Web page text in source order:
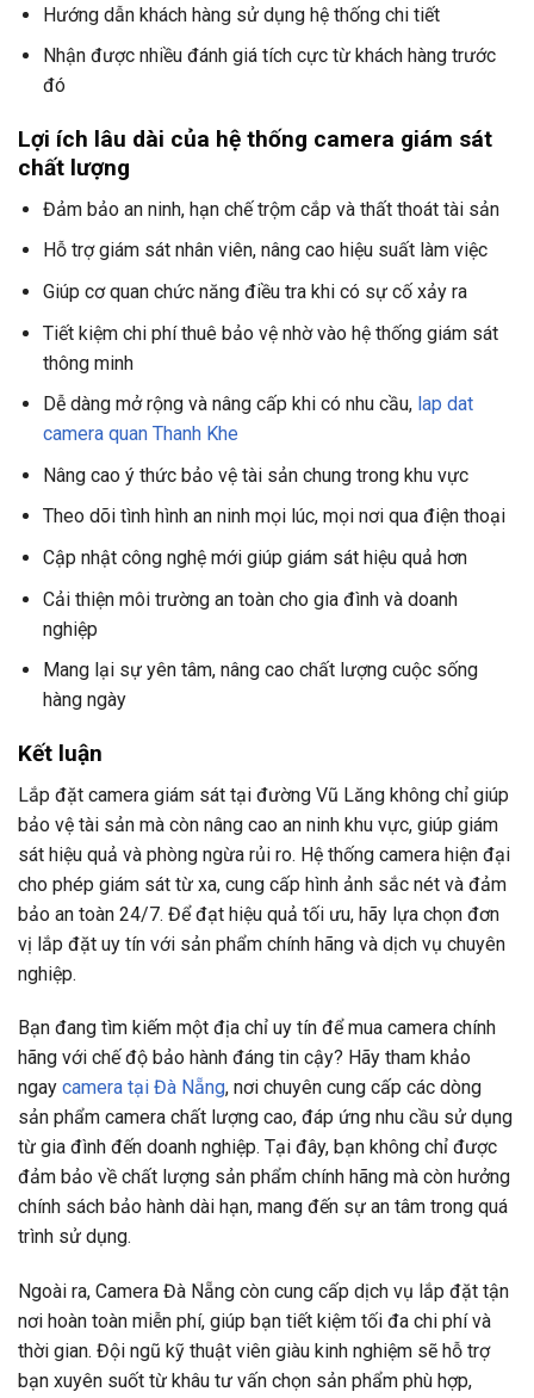
Hướng dẫn khách hàng sử dụng hệ thống chi tiết
Nhận được nhiều đánh giá tích cực từ khách hàng trước
đó
Lợi ích lâu dài của hệ thống camera giám sát
chất lượng
Đảm bảo an ninh, hạn chế trộm cắp và thất thoát tài sản
Hỗ trợ giám sát nhân viên, nâng cao hiệu suất làm việc
Giúp cơ quan chức năng điều tra khi có sự cố xảy ra
Tiết kiệm chi phí thuê bảo vệ nhờ vào hệ thống giám sát
thông minh
Dễ dàng mở rộng và nâng cấp khi có nhu cầu, lap dat
camera quan Thanh Khe
Nâng cao ý thức bảo vệ tài sản chung trong khu vực
Theo dõi tình hình an ninh mọi lúc, mọi nơi qua điện thoại
Cập nhật công nghệ mới giúp giám sát hiệu quả hơn
Cải thiện môi trường an toàn cho gia đình và doanh
nghiệp
Mang lại sự yên tâm, nâng cao chất lượng cuộc sống
hàng ngày
Kết luận
Lắp đặt camera giám sát tại đường Vũ Lăng không chỉ giúp
bảo vệ tài sản mà còn nâng cao an ninh khu vực, giúp giám
sát hiệu quả và phòng ngừa rủi ro. Hệ thống camera hiện đại
cho phép giám sát từ xa, cung cấp hình ảnh sắc nét và đảm
bảo an toàn 24/7. Để đạt hiệu quả tối ưu, hãy lựa chọn đơn
vị lắp đặt uy tín với sản phẩm chính hãng và dịch vụ chuyên
nghiệp.
Bạn đang tìm kiếm một địa chỉ uy tín để mua camera chính
hãng với chế độ bảo hành đáng tin cậy? Hãy tham khảo
ngay camera tại Đà Nẵng, nơi chuyên cung cấp các dòng
sản phẩm camera chất lượng cao, đáp ứng nhu cầu sử dụng
từ gia đình đến doanh nghiệp. Tại đây, bạn không chỉ được
đảm bảo về chất lượng sản phẩm chính hãng mà còn hưởng
chính sách bảo hành dài hạn, mang đến sự an tâm trong quá
trình sử dụng.
Ngoài ra, Camera Đà Nẵng còn cung cấp dịch vụ lắp đặt tận
nơi hoàn toàn miễn phí, giúp bạn tiết kiệm tối đa chi phí và
thời gian. Đội ngũ kỹ thuật viên giàu kinh nghiệm sẽ hỗ trợ
bạn xuyên suốt từ khâu tư vấn chọn sản phẩm phù hợp,